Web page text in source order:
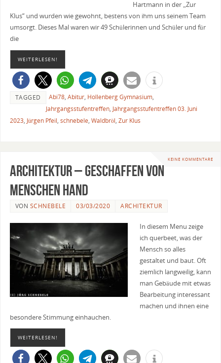
Hartmann in der „Zur
Klus“ und wurden wie gewohnt, bestens von ihm uns seinem Team
umsorgt. Dieses Mal waren wir 49 Schülerinnen und Schüler und für
die
WEITERLESEN!
TAGGED Abi78, Abitur, Hollenberg Gymnasium,
Jahrgangsstufentreffen, Jahrgangsstufentreffen 03. Juni
2023, Jürgen Pfeil, schnebele, Waldbröl, Zur Klus
KEINE KOMMENTARE
Architektur – geschaffen von
Menschen Hand
VON SCHNEBELE 03/03/2020 ARCHITEKTUR
In diesem Menu zeige
ich querbeet, was der
Mensch so alles
gestaltet und baut. Oft
ziemlich langweilig, kann
man Gebäude mit etwas
Bearbeitung interessant
machen und ihnen eine
besondere Stimmung einhauchen.
WEITERLESEN!